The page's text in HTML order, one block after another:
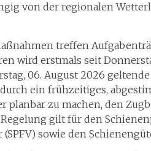
von der regionalen
treffen
wird erstmals seit
06. August 2026
ein frühzeitiges,
planbar zu machen, den
gilt für den
sowie den